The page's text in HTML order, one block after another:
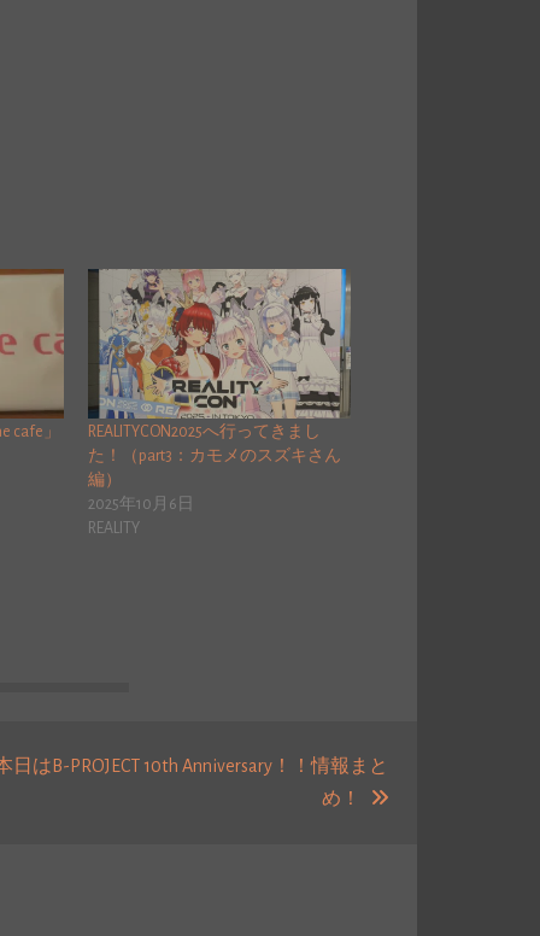
cafe」
REALITYCON2025へ行ってきまし
た！（part3：カモメのスズキさん
編）
2025年10月6日
REALITY
日はB-PROJECT 10th Anniversary！！情報まと
め！
次